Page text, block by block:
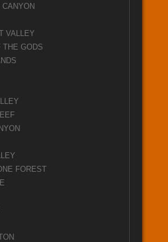
VALLEY
THE GODS
FOREST